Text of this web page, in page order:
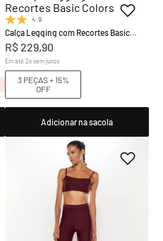
4.9
Calça Legging com Recortes Basic
Colors
R$229,90
Em até2xsem juros
3 PEÇAS + 15%
OFF
Adicionar na sacola